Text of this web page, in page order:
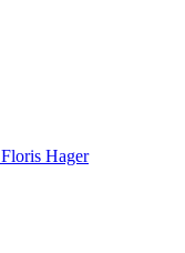
Floris Hager